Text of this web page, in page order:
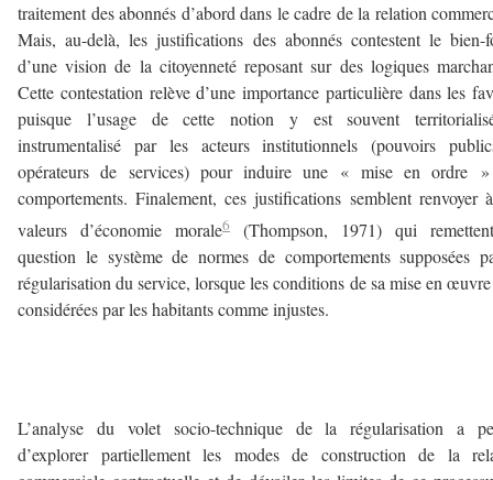
traitement des abonnés d’abord dans le cadre de la relation
Mais, au-delà, les justifications des abonnés contestent le bien-
d’une vision de la citoyenneté reposant sur des logiques
Cette contestation relève d’une importance particulière dans les
puisque l’usage de cette notion y est souvent
instrumentalisé par les acteurs institutionnels (pouvoirs
opérateurs de services) pour induire une « mise en ordre
comportements. Finalement, ces justifications semblent renvoyer
valeurs d’économie morale6
(Thompson, 1971) qui
question le système de normes de comportements supposées
régularisation du service, lorsque les conditions de sa mise en
considérées par les habitants comme injustes.
L’analyse du volet socio-technique de la régularisation a
d’explorer partiellement les modes de construction de la